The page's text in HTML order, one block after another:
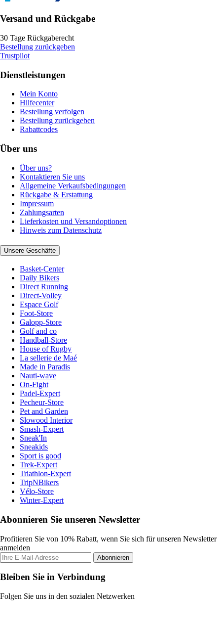
Versand und Rückgabe
30 Tage Rückgaberecht
Bestellung zurückgeben
Trustpilot
Dienstleistungen
Mein Konto
Hilfecenter
Bestellung verfolgen
Bestellung zurückgeben
Rabattcodes
Über uns
Über uns?
Kontaktieren Sie uns
Allgemeine Verkaufsbedingungen
Rückgabe & Erstattung
Impressum
Zahlungsarten
Lieferkosten und Versandoptionen
Hinweis zum Datenschutz
Unsere Geschäfte
Basket-Center
Daily Bikers
Direct Running
Direct-Volley
Espace Golf
Foot-Store
Galopp-Store
Golf and co
Handball-Store
House of Rugby
La sellerie de Maé
Made in Paradis
Nauti-wave
On-Fight
Padel-Expert
Pecheur-Store
Pet and Garden
Slowood Interior
Smash-Expert
Sneak'In
Sneakids
Sport is good
Trek-Expert
Triathlon-Expert
TripNBikers
Vélo-Store
Winter-Expert
Abonnieren Sie unseren Newsletter
Profitieren Sie von 10% Rabatt, wenn Sie sich für unseren Newsletter
anmelden
Abonnieren
Bleiben Sie in Verbindung
Folgen Sie uns in den sozialen Netzwerken